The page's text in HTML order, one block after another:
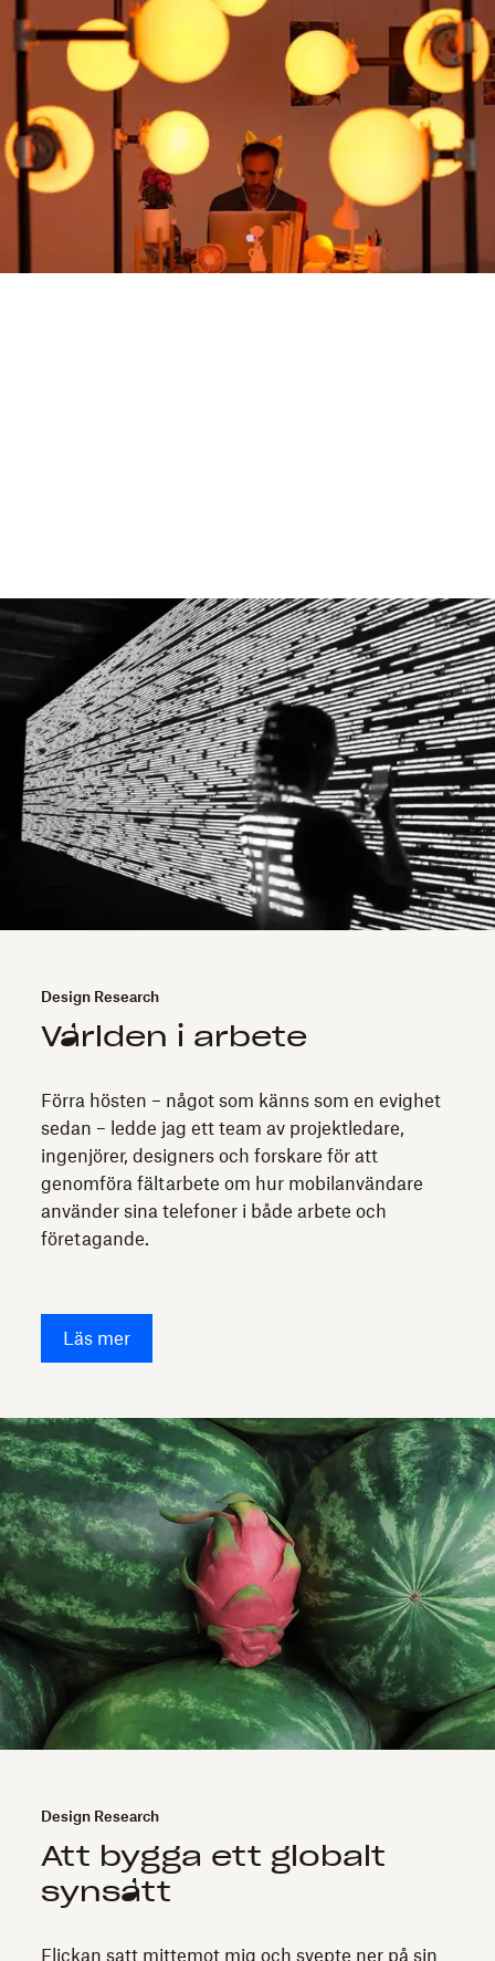
Design Research
Världen i arbete
Förra hösten – något som känns som en evighet
sedan – ledde jag ett team av projektledare,
ingenjörer, designers och forskare för att
genomföra fältarbete om hur mobilanvändare
använder sina telefoner i både arbete och
företagande.
Läs mer
Design Research
Att bygga ett globalt
synsätt
Flickan satt mittemot mig och svepte ner på sin